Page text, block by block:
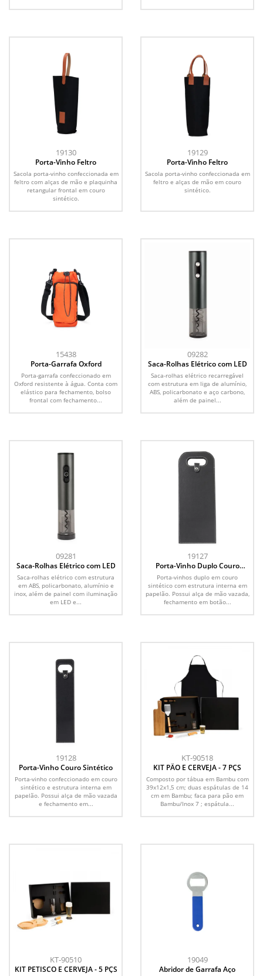
19130
Porta-Vinho Feltro
Sacola porta-vinho confeccionada em
feltro com alças de mão e plaquinha
retangular frontal em couro
sintético.
19129
Porta-Vinho Feltro
Sacola porta-vinho confeccionada em
feltro e alças de mão em couro
sintético.
15438
Porta-Garrafa Oxford
Porta-garrafa confeccionado em
Oxford resistente à água. Conta com
elástico para fechamento, bolso
frontal com fechamento...
09282
Saca-Rolhas Elétrico com LED
Saca-rolhas elétrico recarregável
com estrutura em liga de alumínio,
ABS, policarbonato e aço carbono,
além de painel...
09281
Saca-Rolhas Elétrico com LED
Saca-rolhas elétrico com estrutura
em ABS, policarbonato, alumínio e
inox, além de painel com iluminação
em LED e...
19127
Porta-Vinho Duplo Couro
Sintético
Porta-vinhos duplo em couro
sintético com estrutura interna em
papelão. Possui alça de mão vazada,
fechamento em botão...
19128
Porta-Vinho Couro Sintético
Porta-vinho confeccionado em couro
sintético e estrutura interna em
papelão. Possui alça de mão vazada
e fechamento em...
KT-90518
KIT PÃO E CERVEJA - 7 PÇS
Composto por tábua em Bambu com
39x12x1,5 cm; duas espátulas de 14
cm em Bambu; faca para pão em
Bambu/Inox 7 ; espátula...
KT-90510
KIT PETISCO E CERVEJA - 5 PÇS
19049
Abridor de Garrafa Aço